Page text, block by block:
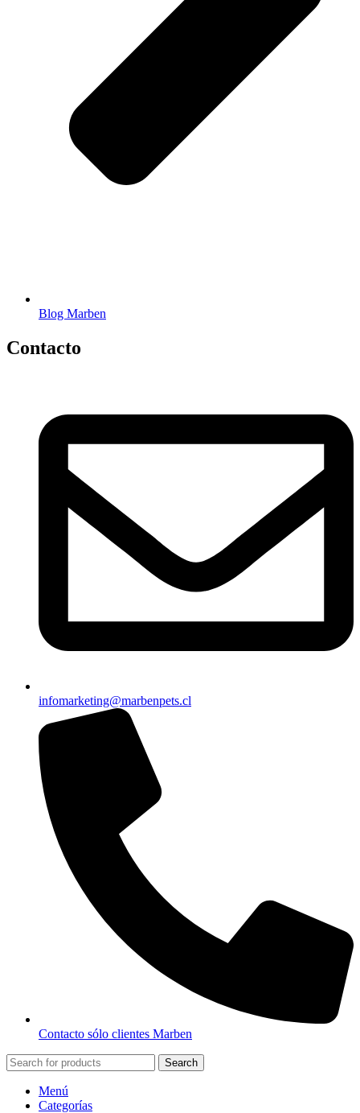
Blog Marben
Contacto
infomarketing@marbenpets.cl
Contacto sólo clientes Marben
Search
Menú
Categorías